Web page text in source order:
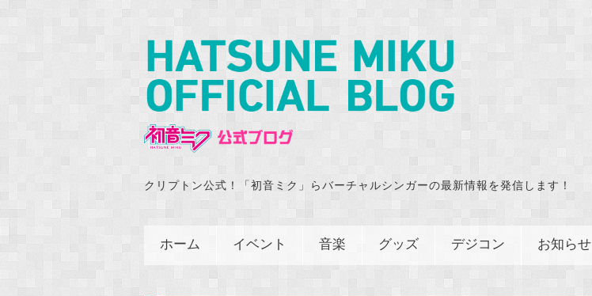
クリプトン公式！「初音ミク」らバーチャルシンガーの最新情報を発信します！
ホーム イベント 音楽 グッズ デジコン お知らせ